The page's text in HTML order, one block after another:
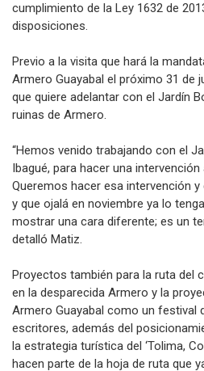
cumplimiento de la Ley 1632 de
disposiciones.
Previo a la visita que hará la
Armero Guayabal el próximo 31 de
que quiere adelantar con el Jardín
ruinas de Armero.
“Hemos venido trabajando con el
Ibagué, para hacer una
Queremos hacer esa intervención
y que ojalá en noviembre ya lo
mostrar una cara diferente; es un
detalló Matiz.
Proyectos también para la ruta del
en la desparecida Armero y la
Armero Guayabal como un festival
escritores, además del
la estrategia turística del ‘Tolima,
hacen parte de la hoja de ruta que